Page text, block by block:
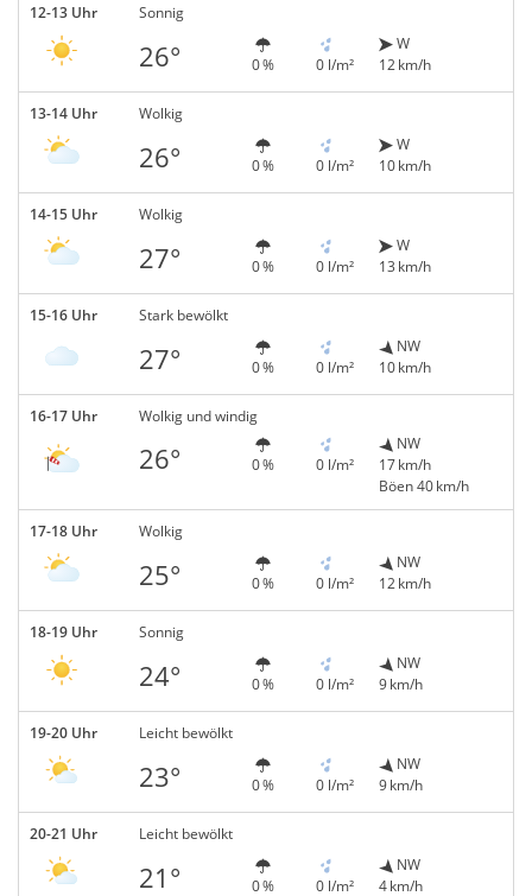
12-13 Uhr Sonnig
26° 0 % 0 l/m²
W
12 km/h
13-14 Uhr Wolkig
26° 0 % 0 l/m²
W
10 km/h
14-15 Uhr Wolkig
27° 0 % 0 l/m²
W
13 km/h
15-16 Uhr Stark bewölkt
27° 0 % 0 l/m²
NW
10 km/h
16-17 Uhr Wolkig und windig
26° 0 % 0 l/m²
NW
17 km/h
Böen 40 km/h
17-18 Uhr Wolkig
25° 0 % 0 l/m²
NW
12 km/h
18-19 Uhr Sonnig
24° 0 % 0 l/m²
NW
9 km/h
19-20 Uhr Leicht bewölkt
23° 0 % 0 l/m²
NW
9 km/h
20-21 Uhr Leicht bewölkt
21° 0 % 0 l/m²
NW
4 km/h